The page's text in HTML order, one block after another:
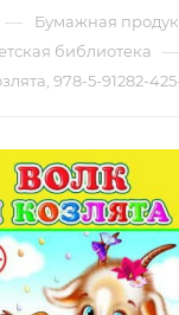
— Бумажная
библиотека —
978-5-91282-